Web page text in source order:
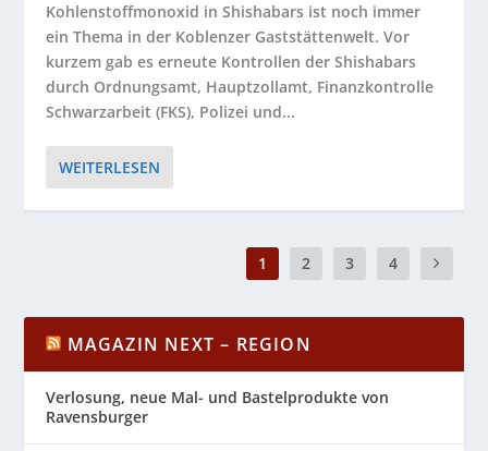
Kohlenstoffmonoxid in Shishabars ist noch immer
ein Thema in der Koblenzer Gaststättenwelt. Vor
kurzem gab es erneute Kontrollen der Shishabars
durch Ordnungsamt, Hauptzollamt, Finanzkontrolle
Schwarzarbeit (FKS), Polizei und...
WEITERLESEN
1 2 3 4
MAGAZIN NEXT – REGION
Verlosung, neue Mal- und Bastelprodukte von
Ravensburger